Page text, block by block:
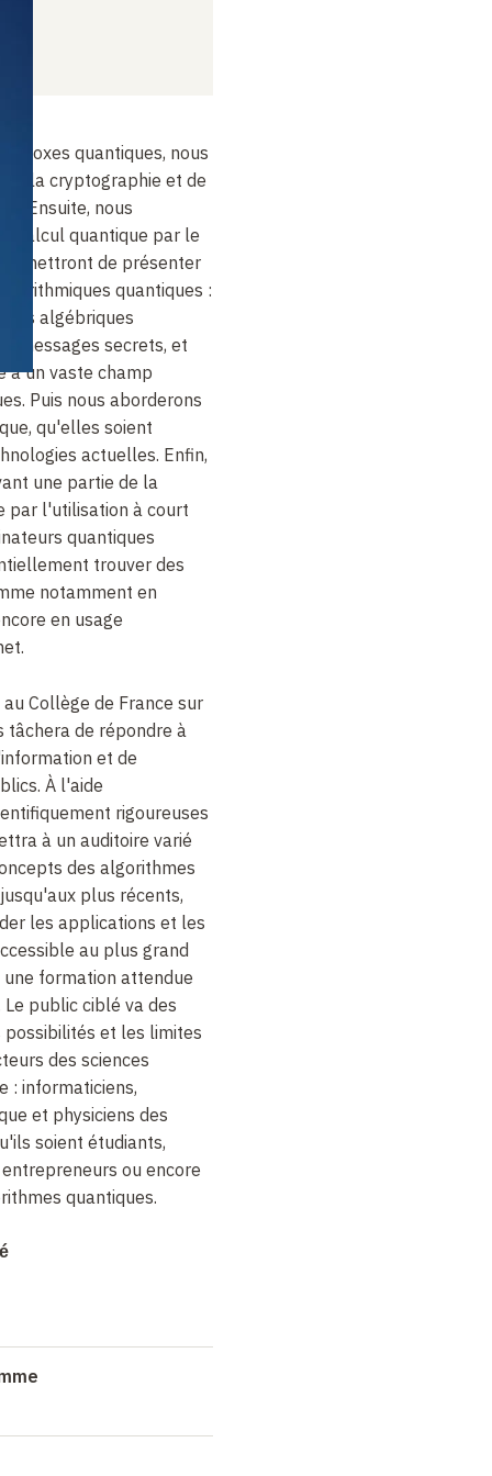
quantiques, nous
la cryptographie et de
Ensuite, nous
calcul quantique par le
de présenter
quantiques :
algébriques
messages secrets, et
à un vaste champ
Puis nous aborderons
qu'elles soient
actuelles. Enfin,
une partie de la
par l'utilisation à court
quantiques
trouver des
notamment en
en usage
Collège de France sur
tâchera de répondre à
et de
À l'aide
rigoureuses
à un auditoire varié
des algorithmes
plus récents,
les applications et les
au plus grand
formation attendue
public ciblé va des
possibilités et les limites
des sciences
: informaticiens,
et physiciens des
soient étudiants,
ou encore
quantiques.
de présenter